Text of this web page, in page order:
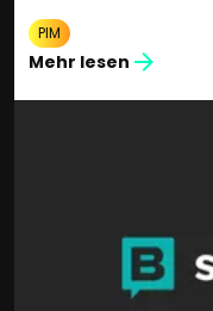
PIM
Mehr lesen